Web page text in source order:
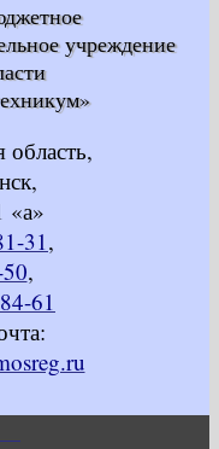
учреждение
«а»
31,
,
61